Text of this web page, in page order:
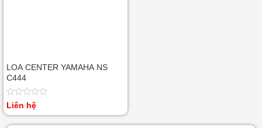
LOA CENTER YAMAHA NS
C444
Được
Liên hệ